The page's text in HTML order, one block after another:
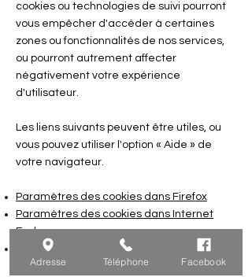
cookies ou technologies de suivi pourront
vous empêcher d'accéder à certaines
zones ou fonctionnalités de nos services,
ou pourront autrement affecter
négativement votre expérience
d'utilisateur.
Les liens suivants peuvent être utiles, ou
vous pouvez utiliser l'option « Aide » de
votre navigateur.
Paramètres des cookies dans Firefox
Paramètres des cookies dans Internet
Explorer
Paramètres des cookies dans Google
Chrome
Adresse Téléphone Facebook